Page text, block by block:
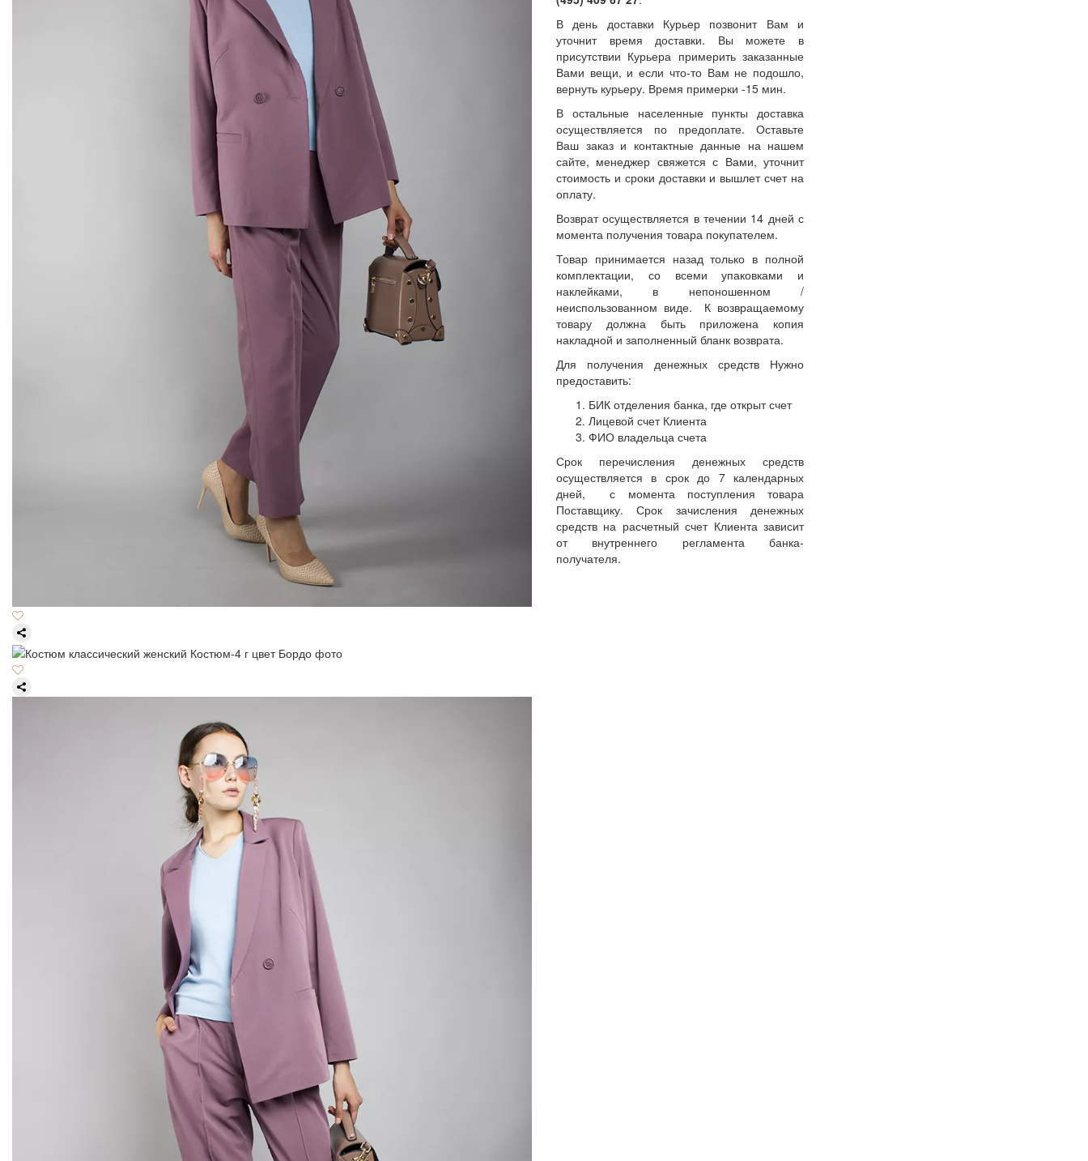
В день доставки Курьер позвонит Вам и
уточнит время доставки. Вы можете в
присутствии Курьера примерить заказанные
Вами вещи, и если что-то Вам не подошло,
вернуть курьеру. Время примерки -15 мин.
В остальные населенные пункты доставка
осуществляется по предоплате. Оставьте
Ваш заказ и контактные данные на нашем
сайте, менеджер свяжется с Вами, уточнит
стоимость и сроки доставки и вышлет счет на
оплату.
Возврат осуществляется в течении 14 дней с
момента получения товара покупателем.
Товар принимается назад только в полной
комплектации, со всеми упаковками и
наклейками, в непоношенном /
неиспользованном виде. К возвращаемому
товару должна быть приложена копия
накладной и заполненный бланк возврата.
Для получения денежных средств Нужно
предоставить:
БИК отделения банка, где открыт счет
Лицевой счет Клиента
ФИО владельца счета
Срок перечисления денежных средств
осуществляется в срок до 7 календарных
дней, с момента поступления товара
Поставщику. Срок зачисления денежных
средств на расчетный счет Клиента зависит
от внутреннего регламента банка-
получателя.